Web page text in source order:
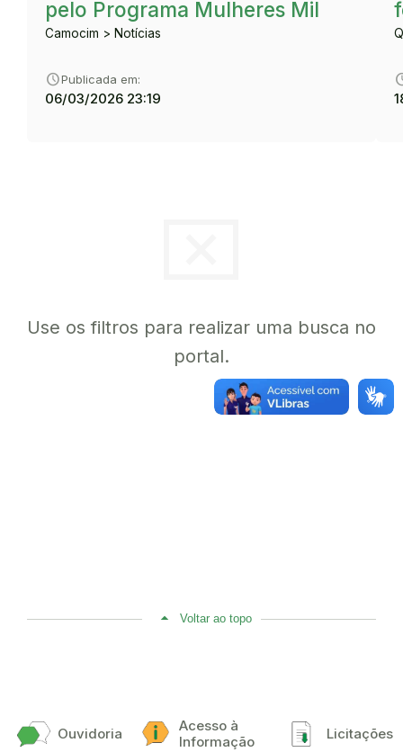
pelo Programa Mulheres Mil
Camocim > Notícias
schedulePublicada em:
06/03/2026 23:19
Use os filtros para realizar uma busca no
portal.
Voltar ao topo
Ouvidoria
Acesso à
Informação
Licitações